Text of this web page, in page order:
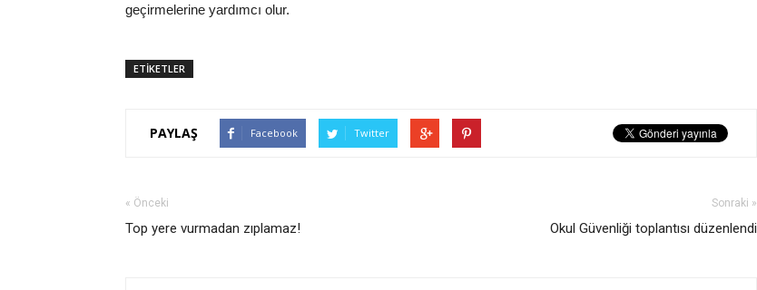
geçirmelerine yardımcı olur.
ETİKETLER
PAYLAŞ Facebook Twitter
« Önceki
Top yere vurmadan zıplamaz!
Sonraki »
Okul Güvenliği toplantısı düzenlendi